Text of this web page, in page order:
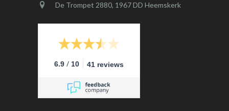
De Trompet 2880, 1967 DD Heemskerk
6.9 / 10 41 reviews